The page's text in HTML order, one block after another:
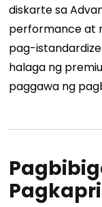
diskarte sa
performance at
pag-
halaga ng
paggawa ng